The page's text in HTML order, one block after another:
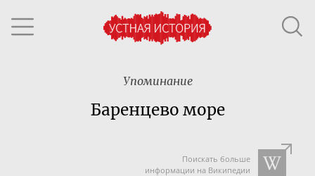
Упоминание
Баренцево море
Поискать больше
информации на Википедии